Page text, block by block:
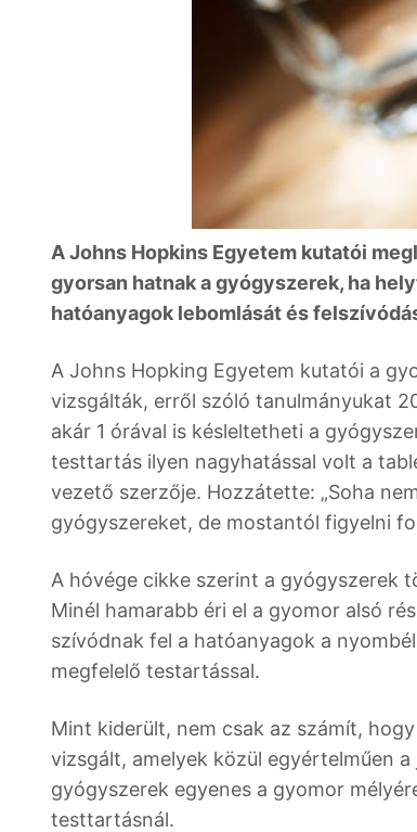
A Johns Hopkins Egyetem kutatói
gyorsan hatnak a gyógyszerek, ha
hatóanyagok lebomlását és
A Johns Hopking Egyetem kutatói a
vizsgálták, erről szóló tanulmányukat
akár 1 órával is késleltetheti a
testtartás ilyen nagyhatással volt a
vezető szerzője. Hozzátette: „Soha
gyógyszereket, de mostantól figyelni
A hóvége cikke szerint a gyógyszerek
Minél hamarabb éri el a gyomor alsó
szívódnak fel a hatóanyagok a
megfelelő testartással.
Mint kiderült, nem csak az számít,
vizsgált, amelyek közül egyértelműen
gyógyszerek egyenes a gyomor
testtartásnál.